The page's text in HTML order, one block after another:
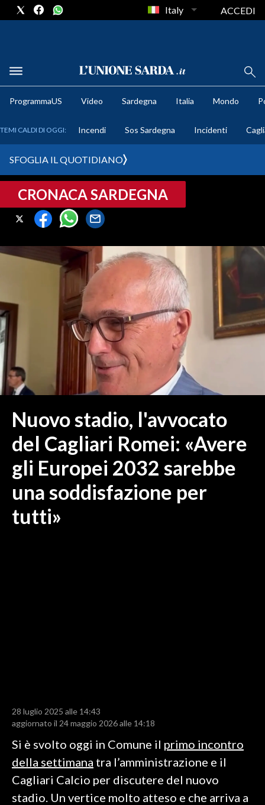
METEO
CRONACA SARDEGNA
CAGLIARI
SULCIS IGLESIENTE
MEDIO CAMPIDANO
ORISTANO E PROVINCIA
SASSARI E PROVINCIA
NUORO E PROVINCIA
AGENDA
ITALIA
MONDO
POLITICA
ECONOMIA
SERVIZI ALLE IMPRESE
VOLLEY
MOTORI
TENNIS
ALTRI SPORT
CULTURA
Italy ACCEDI
ProgrammaUS Video Sardegna Italia Mondo
TEMI CALDI DI OGGI: Incendi Sos Sardegna Incidenti
SFOGLIA IL QUOTIDIANO
CRONACA SARDEGNA
Nuovo stadio, l'avvocato
del Cagliari Romei: «Avere
gli Europei 2032 sarebbe
una soddisfazione per
tutti»
28 luglio 2025 alle 14:43
aggiornato il 24 maggio 2026 alle 14:18
Si è svolto oggi in Comune il primo incontro
della settimana tra l’amministrazione e il
Cagliari Calcio per discutere del nuovo
stadio. Un vertice molto atteso e che arriva a